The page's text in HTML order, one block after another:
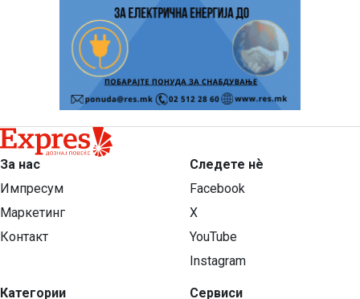
За нас
Импресум
Маркетинг
Контакт
Категории
Следете нѐ
Facebook
X
YouTube
Instagram
Сервиси